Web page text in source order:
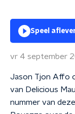
Speel
vr 4 september
Jason Tjon Affo
van Delicious
nummer van